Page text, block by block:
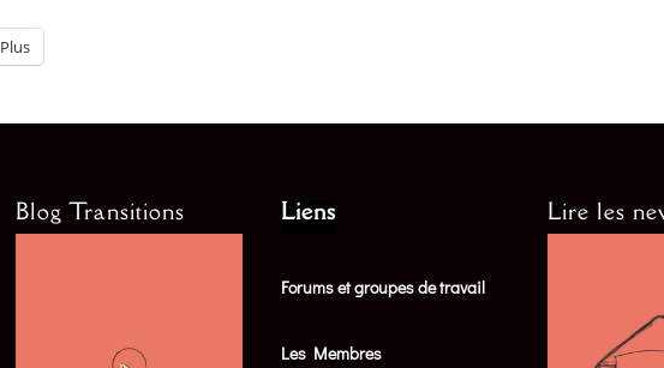
Plus
Blog Transitions Liens
Forums et groupes de travail
Les Membres
Lire les